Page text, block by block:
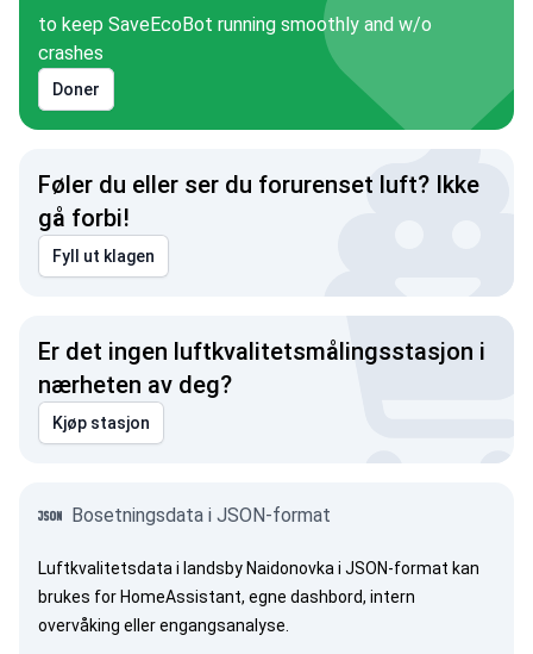
to keep SaveEcoBot running smoothly and w/o
crashes
Doner
Føler du eller ser du forurenset luft? Ikke
gå forbi!
Fyll ut klagen
Er det ingen luftkvalitetsmålingsstasjon i
nærheten av deg?
Kjøp stasjon
Bosetningsdata i JSON-format
Luftkvalitetsdata i landsby Naidonovka i JSON-format kan
brukes for HomeAssistant, egne dashbord, intern
overvåking eller engangsanalyse.